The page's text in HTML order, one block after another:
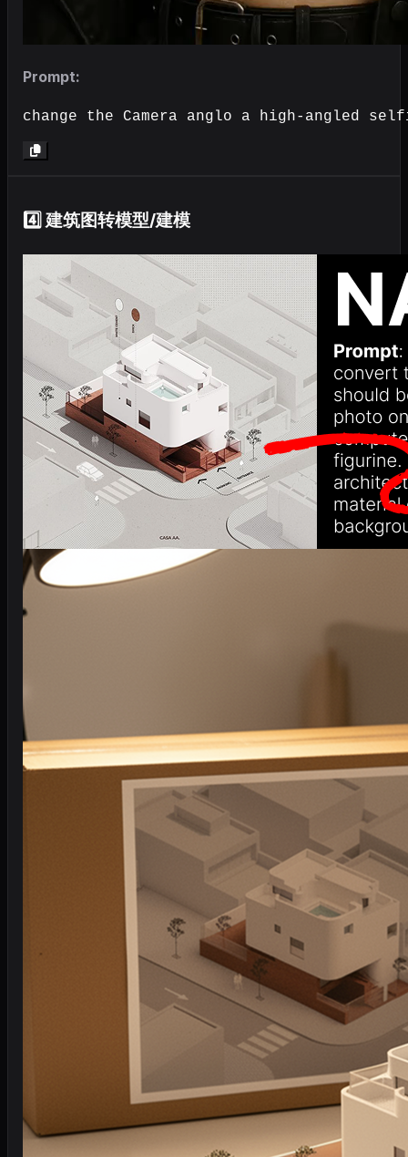
Prompt:
change the Camera anglo a high-angled
4️⃣ 建筑图转模型/建模